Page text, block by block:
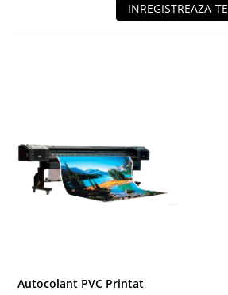
INREGISTREAZA-TE
Autocolant PVC Printat